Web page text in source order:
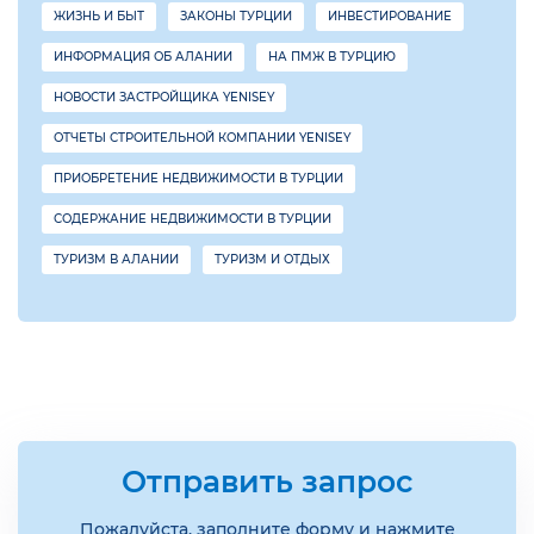
ЖИЗНЬ И БЫТ ЗАКОНЫ ТУРЦИИ ИНВЕСТИРОВАНИЕ
ИНФОРМАЦИЯ ОБ АЛАНИИ НА ПМЖ В ТУРЦИЮ
НОВОСТИ ЗАСТРОЙЩИКА YENISEY
ОТЧЕТЫ СТРОИТЕЛЬНОЙ КОМПАНИИ YENISEY
ПРИОБРЕТЕНИЕ НЕДВИЖИМОСТИ В ТУРЦИИ
СОДЕРЖАНИЕ НЕДВИЖИМОСТИ В ТУРЦИИ
ТУРИЗМ В АЛАНИИ ТУРИЗМ И ОТДЫХ
Отправить запрос
Пожалуйста, заполните форму и нажмите